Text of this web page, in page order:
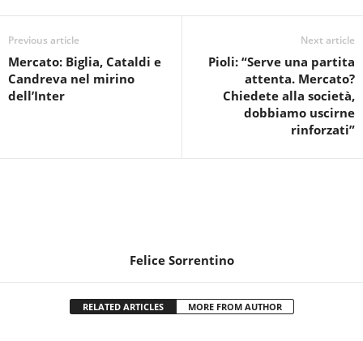
Previous article
Mercato: Biglia, Cataldi e
Candreva nel mirino
dell’Inter
Next article
Pioli: “Serve una partita
attenta. Mercato?
Chiedete alla società,
dobbiamo uscirne
rinforzati”
Felice Sorrentino
RELATED ARTICLES MORE FROM AUTHOR